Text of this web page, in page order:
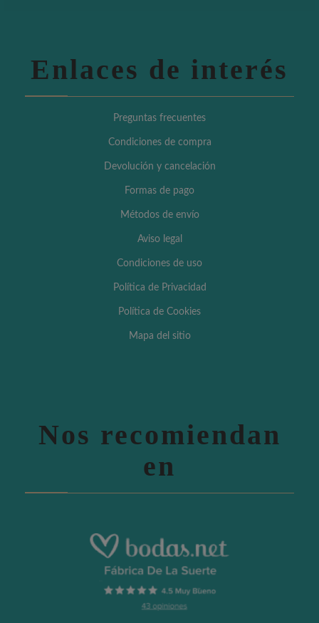
Enlaces de interés
Preguntas frecuentes
Condiciones de compra
Devolución y cancelación
Formas de pago
Métodos de envío
Aviso legal
Condiciones de uso
Política de Privacidad
Política de Cookies
Mapa del sitio
Nos recomiendan
en